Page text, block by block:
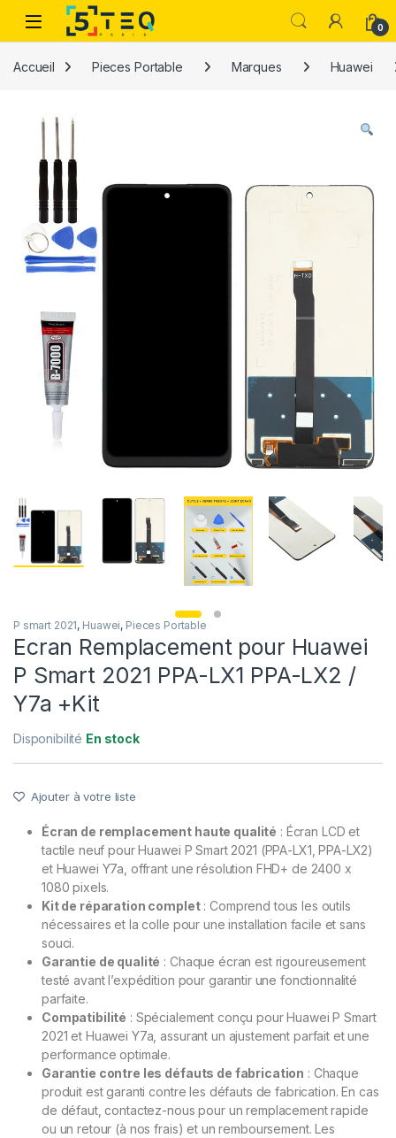
Passer à la navigation
Aller au contenu
0
Accueil Pieces Portable Marques Huawei
P smart 2021, Huawei, Pieces Portable
Ecran Remplacement pour Huawei
P Smart 2021 PPA-LX1 PPA-LX2 /
Y7a +Kit
Disponibilité En stock
Ajouter à votre liste
Écran de remplacement haute qualité : Écran LCD et
tactile neuf pour Huawei P Smart 2021 (PPA-LX1, PPA-LX2)
et Huawei Y7a, offrant une résolution FHD+ de 2400 x
1080 pixels.
Kit de réparation complet: Comprend tous les outils
nécessaires et la colle pour une installation facile et sans
souci.
Garantie de qualité : Chaque écran est rigoureusement
testé avant l’expédition pour garantir une fonctionnalité
parfaite.
Compatibilité : Spécialement conçu pour Huawei P Smart
2021 et Huawei Y7a, assurant un ajustement parfait et une
performance optimale.
Garantie contre les défauts de fabrication : Chaque
produit est garanti contre les défauts de fabrication. En cas
de défaut, contactez-nous pour un remplacement rapide
ou un retour (à nos frais) et un remboursement. Les